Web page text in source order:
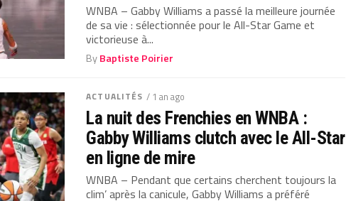
WNBA – Gabby Williams a passé la meilleure journée
de sa vie : sélectionnée pour le All-Star Game et
victorieuse à...
ByBaptiste Poirier
ACTUALITÉS / 1 an ago
La nuit des Frenchies en WNBA :
Gabby Williams clutch avec le All-Star
en ligne de mire
WNBA – Pendant que certains cherchent toujours la
clim’ après la canicule, Gabby Williams a préféré